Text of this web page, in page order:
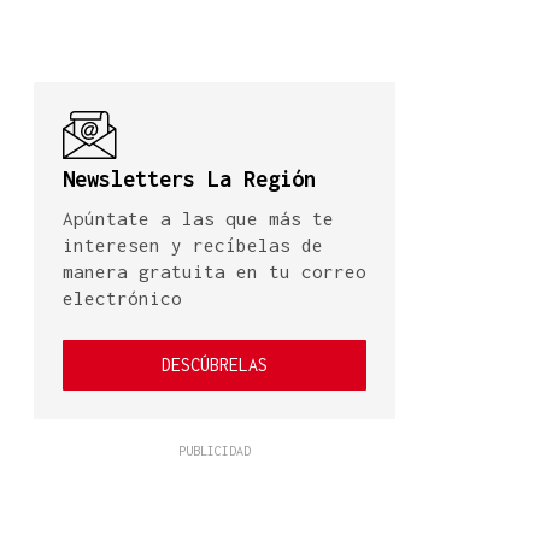
Newsletters La Región
Apúntate a las que más te
interesen y recíbelas de
manera gratuita en tu correo
electrónico
DESCÚBRELAS